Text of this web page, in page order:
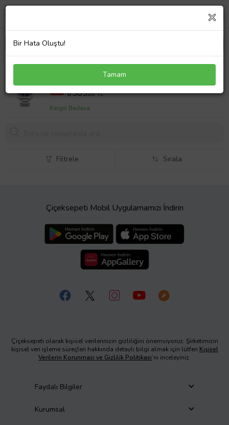
MOMENTUS SC223T-11SR KRONOLU-TAKVİMLİ-
WR 10ATM- ÇELİK ERKEK KOL SAATİ
%15 7748,00 TL
6585,00 TL
Kargo Bedava
Filtrele Sırala
Çiçeksepeti Mobil Uygulamamızı İndirin
Çiçeksepeti olarak kişisel verilerinizin gizliliğini önemsiyoruz. Şirketimizin
kişisel veri işleme süreçleri hakkında detaylı bilgi almak için lütfen Kişisel
Verilerin Korunması ve Gizlilik Politikası’nı inceleyiniz.
Faydalı Bilgiler
Kurumsal
Bir Hata Oluştu!
Tamam